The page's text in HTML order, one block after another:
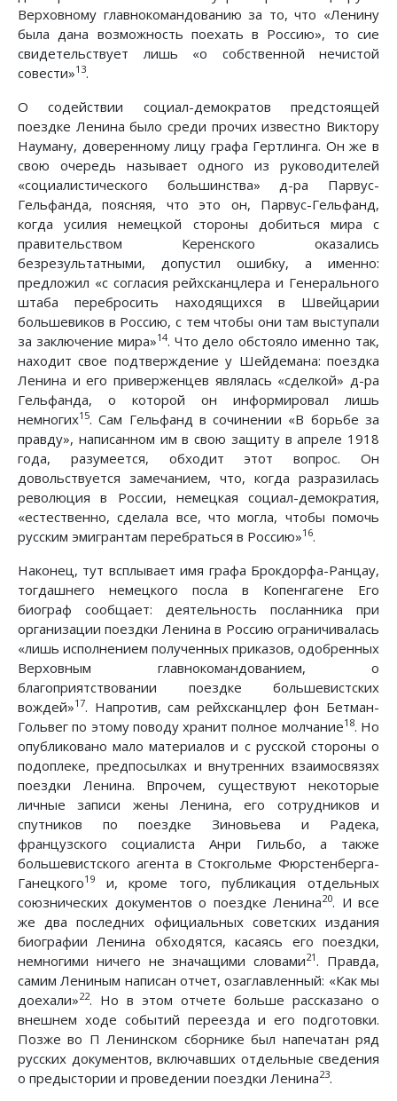
Верховному главнокомандованию за то, что «Ленину
была дана возможность поехать в Россию», то сие
свидетельствует лишь «о собственной нечистой
совести»13.
О содействии социал-демократов предстоящей
поездке Ленина было среди прочих известно Виктору
Науману, доверенному лицу графа Гертлинга. Он же в
свою очередь называет одного из руководителей
«социалистического большинства» д-ра Парвус-
Гельфанда, поясняя, что это он, Парвус-Гельфанд,
когда усилия немецкой стороны добиться мира с
правительством Керенского оказались
безрезультатными, допустил ошибку, а именно:
предложил «с согласия рейхсканцлера и Генерального
штаба перебросить находящихся в Швейцарии
большевиков в Россию, с тем чтобы они там выступали
за заключение мира»14. Что дело обстояло именно так,
находит свое подтверждение у Шейдемана: поездка
Ленина и его приверженцев являлась «сделкой» д-ра
Гельфанда, о которой он информировал лишь
немногих15. Сам Гельфанд в сочинении «В борьбе за
правду», написанном им в свою защиту в апреле 1918
года, разумеется, обходит этот вопрос. Он
довольствуется замечанием, что, когда разразилась
революция в России, немецкая социал-демократия,
«естественно, сделала все, что могла, чтобы помочь
русским эмигрантам перебраться в Россию»16.
Наконец, тут всплывает имя графа Брокдорфа-Ранцау,
тогдашнего немецкого посла в Копенгагене Его
биограф сообщает: деятельность посланника при
организации поездки Ленина в Россию ограничивалась
«лишь исполнением полученных приказов, одобренных
Верховным главнокомандованием, о
благоприятствовании поездке большевистских
вождей»17. Напротив, сам рейхсканцлер фон Бетман-
Гольвег по этому поводу хранит полное молчание18. Но
опубликовано мало материалов и с русской стороны о
подоплеке, предпосылках и внутренних взаимосвязях
поездки Ленина. Впрочем, существуют некоторые
личные записи жены Ленина, его сотрудников и
спутников по поездке Зиновьева и Радека,
французского социалиста Анри Гильбо, а также
большевистского агента в Стокгольме Фюрстенберга-
Ганецкого19
и, кроме того, публикация отдельных
союзнических документов о поездке Ленина20. И все
же два последних официальных советских издания
биографии Ленина обходятся, касаясь его поездки,
немногими ничего не значащими словами21 . Правда,
самим Лениным написан отчет, озаглавленный: «Как мы
доехали»22. Но в этом отчете больше рассказано о
внешнем ходе событий переезда и его подготовки.
Позже во П Ленинском сборнике был напечатан ряд
русских документов, включавших отдельные сведения
о предыстории и проведении поездки Ленина23.